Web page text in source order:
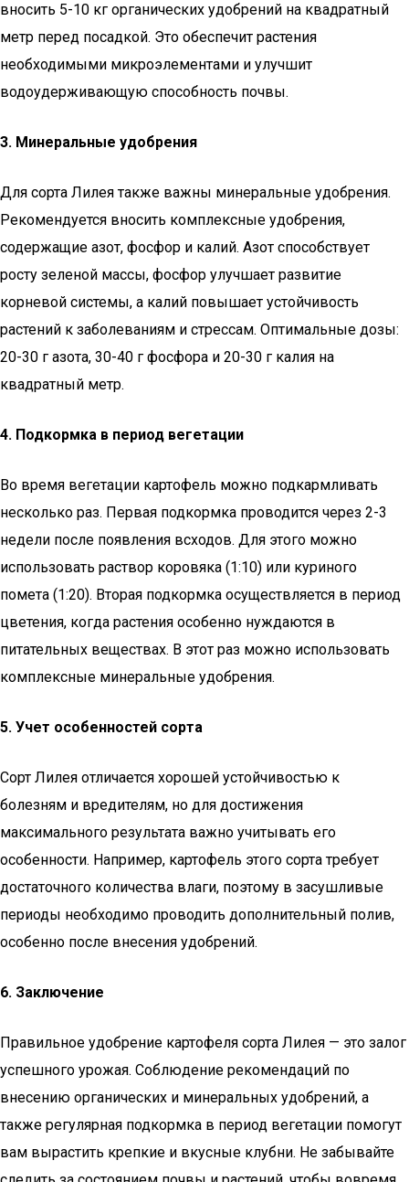
вносить 5-10 кг органических удобрений на квадратный
метр перед посадкой. Это обеспечит растения
необходимыми микроэлементами и улучшит
водоудерживающую способность почвы.
3. Минеральные удобрения
Для сорта Лилея также важны минеральные удобрения.
Рекомендуется вносить комплексные удобрения,
содержащие азот, фосфор и калий. Азот способствует
росту зеленой массы, фосфор улучшает развитие
корневой системы, а калий повышает устойчивость
растений к заболеваниям и стрессам. Оптимальные дозы:
20-30 г азота, 30-40 г фосфора и 20-30 г калия на
квадратный метр.
4. Подкормка в период вегетации
Во время вегетации картофель можно подкармливать
несколько раз. Первая подкормка проводится через 2-3
недели после появления всходов. Для этого можно
использовать раствор коровяка (1:10) или куриного
помета (1:20). Вторая подкормка осуществляется в период
цветения, когда растения особенно нуждаются в
питательных веществах. В этот раз можно использовать
комплексные минеральные удобрения.
5. Учет особенностей сорта
Сорт Лилея отличается хорошей устойчивостью к
болезням и вредителям, но для достижения
максимального результата важно учитывать его
особенности. Например, картофель этого сорта требует
достаточного количества влаги, поэтому в засушливые
периоды необходимо проводить дополнительный полив,
особенно после внесения удобрений.
6. Заключение
Правильное удобрение картофеля сорта Лилея — это залог
успешного урожая. Соблюдение рекомендаций по
внесению органических и минеральных удобрений, а
также регулярная подкормка в период вегетации помогут
вам вырастить крепкие и вкусные клубни. Не забывайте